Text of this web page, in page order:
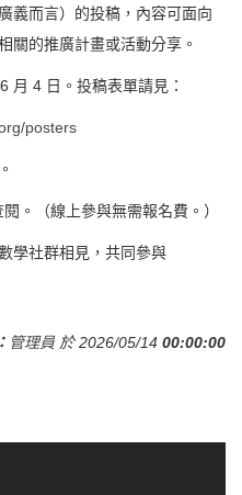
義而言）的投稿，內容可面向
關的推廣計畫或活動分享。
月 4 日。投稿表單請見：
posters
閱。（線上參與無需報名費。）
學社群相見，共同參與
管理員 於 2026/05/14 00:00:00